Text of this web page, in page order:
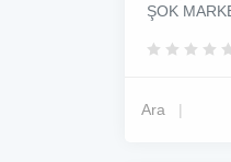
ŞOK
Ara